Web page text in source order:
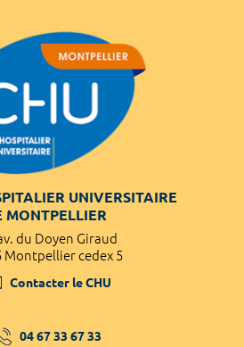
UNIVERSITAIRE
MONTPELLIER
du Doyen Giraud
Montpellier cedex 5
Contacter le CHU
04 67 33 67 33